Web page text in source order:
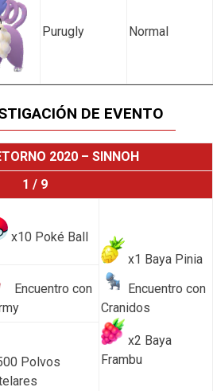
Purugly Normal
DE EVENTO
2020 – SINNOH
1 / 9
x10 Poké Ball
x1 Baya Pinia
Encuentro con
Cranidos
x2 Baya
Frambu
Encuentro con
Polvos